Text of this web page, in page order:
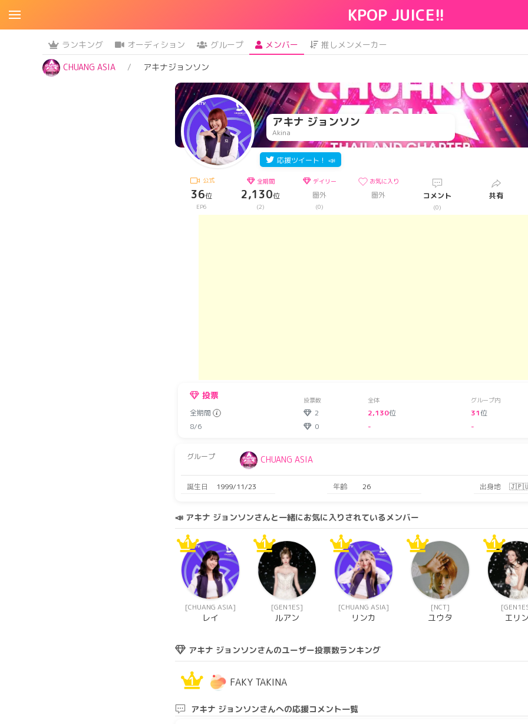
KPOP JUICE!!
ランキング オーディション グループ メンバー
推しメンメーカー
CHUANG ASIA
アキナジョンソン
アキナ ジョンソン
Akina
応援ツイート！ 📣
公式
36位
EP6
全期間
2,130位
(2)
デイリー
圏外
(0)
お気に入り
圏外 コメント
(0)
共有
投票 投票数 全体 グループ内
全期間 2 2,130位 31位
8/6
0 - -
グループ CHUANG ASIA
誕生日 1999/11/23 年齢 26 出身地
📣 アキナ ジョンソンさんと一緒にお気に入りされているメンバー
1
[CHUANG ASIA]
レイ
1
[GEN1ES]
ルアン
1
[CHUANG ASIA]
リンカ
1
[NCT]
ユウタ
1
エリ
アキナ ジョンソンさんのユーザー投票数ランキング
1 FAKY TAKINA
アキナ ジョンソンさんへの応援コメント一覧